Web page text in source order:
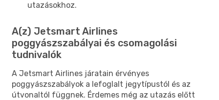
utazásokhoz.
A(z) Jetsmart Airlines
poggyászszabályai és csomagolási
tudnivalók
A Jetsmart Airlines járatain érvényes
poggyászszabályok a lefoglalt jegytípustól és az
útvonaltól függnek. Érdemes még az utazás előtt